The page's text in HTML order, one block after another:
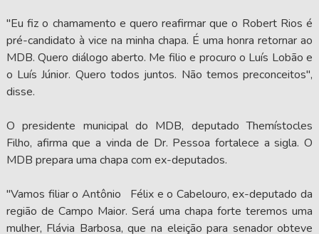
"Eu fiz o chamamento e quero reafirmar que o Robert Rios é
pré-candidato à vice na minha chapa. É uma honra retornar ao
MDB. Quero diálogo aberto. Me filio e procuro o Luís Lobão e
o Luís Júnior. Quero todos juntos. Não temos preconceitos",
disse.
O presidente municipal do MDB, deputado Themístocles
Filho, afirma que a vinda de Dr. Pessoa fortalece a sigla. O
MDB prepara uma chapa com ex-deputados.
"Vamos filiar o Antônio Félix e o Cabelouro, ex-deputado da
região de Campo Maior. Será uma chapa forte teremos uma
mulher, Flávia Barbosa, que na eleição para senador obteve